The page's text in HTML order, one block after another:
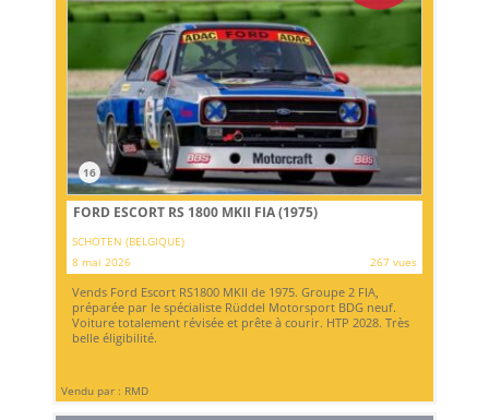
16
FORD ESCORT RS 1800 MKII FIA (1975)
SCHOTEN (BELGIQUE)
8 mai 2026
267 vues
Vends Ford Escort RS1800 MKII de 1975. Groupe 2 FIA,
préparée par le spécialiste Rüddel Motorsport BDG neuf.
Voiture totalement révisée et prête à courir. HTP 2028. Très
belle éligibilité.
Vendu par : RMD